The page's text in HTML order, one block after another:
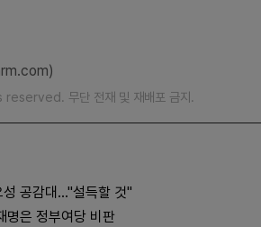
무단 전재 및 재배포 금지.
성 공감대…"설득할 것"
명은 정부여당 비판